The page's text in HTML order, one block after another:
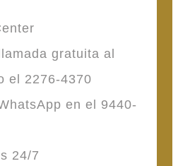
gratuita al
el 2276-4370
en el 9440-
24/7